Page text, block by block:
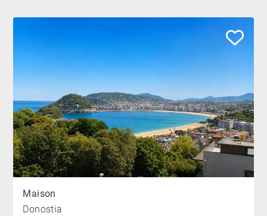
Maison
Donostia